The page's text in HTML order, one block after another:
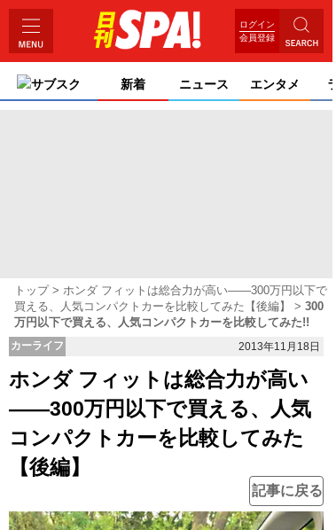
ログイン
会員登録
サブスク 新着 ニュース エンタメ
トップ
ホンダ フィットは総合力が高い――300万円以下で
買える、人気コンパクトカーを比較してみた【後編】
300
万円以下で買える、人気コンパクトカーを比較してみた!!
カーライフ 2013年11月18日
ホンダ フィットは総合力が高い
――300万円以下で買える、人気
コンパクトカーを比較してみた
【後編】
記事に戻る